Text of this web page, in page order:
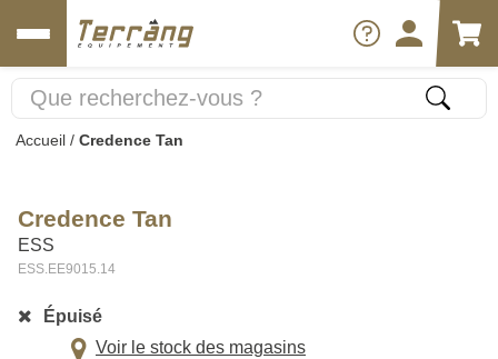
Accueil / Credence Tan
Credence Tan
ESS
ESS.EE9015.14
Épuisé
Voir le stock des magasins